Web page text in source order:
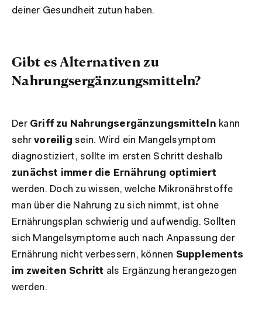
deiner Gesundheit zutun haben.
Gibt es Alternativen zu
Nahrungsergänzungsmitteln?
Der Griff zu Nahrungsergänzungsmitteln kann
sehrvoreilig sein. Wird ein Mangelsymptom
diagnostiziert, sollte im ersten Schritt deshalb
zunächst immer die Ernährung optimiert
werden. Doch zu wissen, welche Mikronährstoffe
man über die Nahrung zu sich nimmt, ist ohne
Ernährungsplan schwierig und aufwendig. Sollten
sich Mangelsymptome auch nach Anpassung der
Ernährung nicht verbessern, können Supplements
im zweiten Schritt als Ergänzung herangezogen
werden.